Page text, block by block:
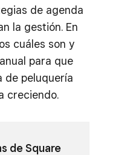
de agenda
la gestión. En
cuáles son y
para que
de peluquería
creciendo.
de Square